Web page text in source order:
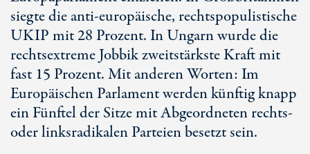
siegte die anti-europäische, rechtspopulistische
UKIP mit 28 Prozent. In Ungarn wurde die
rechtsextreme Jobbik zweitstärkste Kraft mit
fast 15 Prozent. Mit anderen Worten: Im
Europäischen Parlament werden künftig knapp
ein Fünftel der Sitze mit Abgeordneten rechts-
oder linksradikalen Parteien besetzt sein.